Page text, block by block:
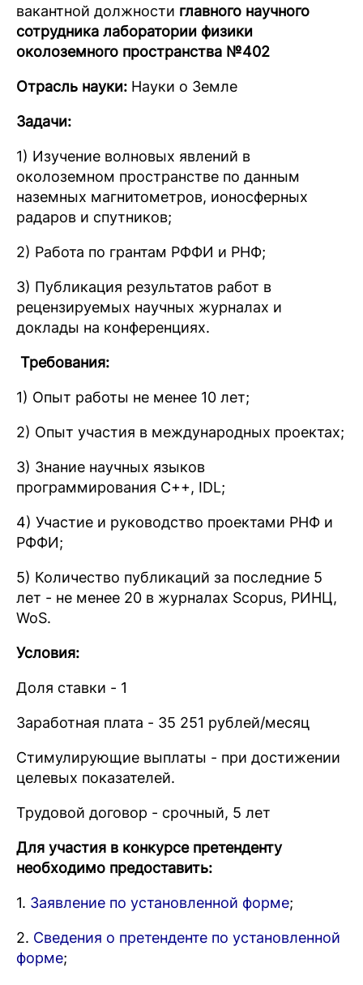
вакантной должности главного научного
сотрудника лаборатории физики
околоземного пространства №402
Отрасль науки: Науки о Земле
Задачи:
1) Изучение волновых явлений в
околоземном пространстве по данным
наземных магнитометров, ионосферных
радаров и спутников;
2) Работа по грантам РФФИ и РНФ;
3) Публикация результатов работ в
рецензируемых научных журналах и
доклады на конференциях.
Требования:
1) Опыт работы не менее 10 лет;
2) Опыт участия в международных проектах;
3) Знание научных языков
программирования С++, IDL;
4) Участие и руководство проектами РНФ и
РФФИ;
5) Количество публикаций за последние 5
лет - не менее 20 в журналах Scopus, РИНЦ,
WoS.
Условия:
Доля ставки - 1
Заработная плата - 35 251 рублей/месяц
Стимулирующие выплаты - при достижении
целевых показателей.
Трудовой договор - срочный, 5 лет
Для участия в конкурсе претенденту
необходимо предоставить:
1. Заявление по установленной форме;
2. Сведения о претенденте по установленной
форме;